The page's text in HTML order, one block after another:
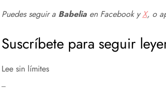
Puedes seguir a Babelia en FacebookyX, o
Suscríbete para seguir
Lee sin límites